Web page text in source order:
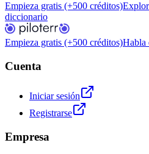
Empieza gratis (+500 créditos)
diccionario
Empieza gratis (+500 créditos)Habla
Cuenta
Iniciar sesión
Registrarse
Empresa